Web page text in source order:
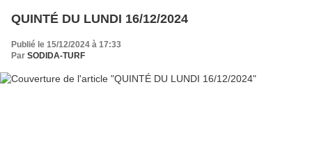
QUINTÉ DU LUNDI 16/12/2024
Publié le 15/12/2024 à 17:33
Par SODIDA-TURF